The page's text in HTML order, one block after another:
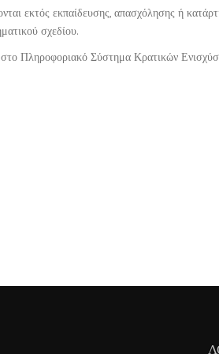
εκτός εκπαίδευσης, απασχόλησης ή
σχεδίου.
στο Πληροφοριακό Σύστημα Κρατικών